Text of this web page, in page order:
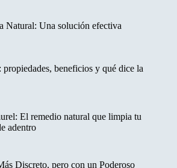
Natural: Una solución efectiva
propiedades, beneficios y qué dice la
El remedio natural que limpia tu
adentro
Discreto, pero con un Poderoso